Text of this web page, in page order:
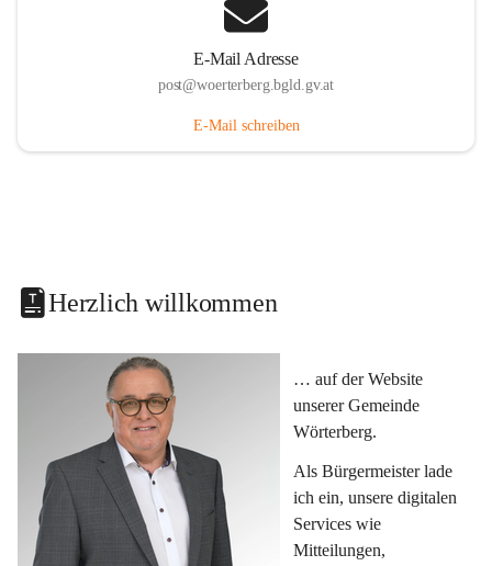
E-Mail Adresse
post@woerterberg.bgld.gv.at
E-Mail schreiben
Herzlich willkommen
… auf der Website
unserer Gemeinde
Wörterberg.
Als Bürgermeister lade
ich ein, unsere digitalen
Services wie
Mitteilungen,